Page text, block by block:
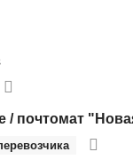
/ почтомат